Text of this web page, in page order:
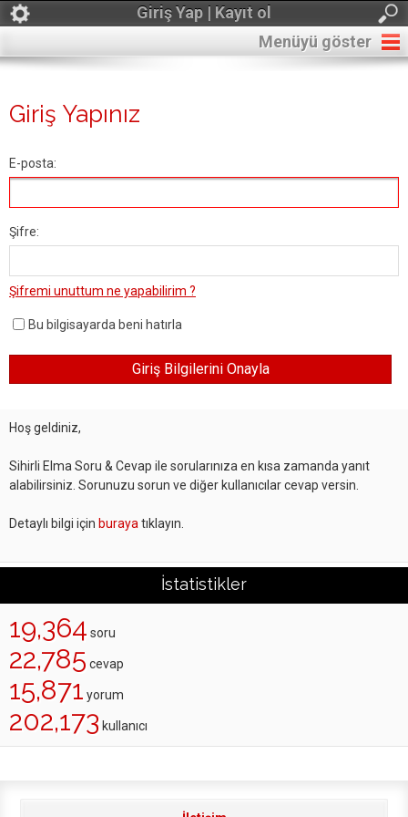
Giriş Yap | Kayıt ol
Menüyü göster
Giriş Yapınız
E-posta:
Şifre:
Şifremi unuttum ne yapabilirim ?
Bu bilgisayarda beni hatırla
Hoş geldiniz,
Sihirli Elma Soru & Cevap ile sorularınıza en kısa zamanda yanıt
alabilirsiniz. Sorunuzu sorun ve diğer kullanıcılar cevap versin.
Detaylı bilgi için buraya tıklayın.
İstatistikler
19,364 soru
22,785 cevap
15,871 yorum
202,173 kullanıcı